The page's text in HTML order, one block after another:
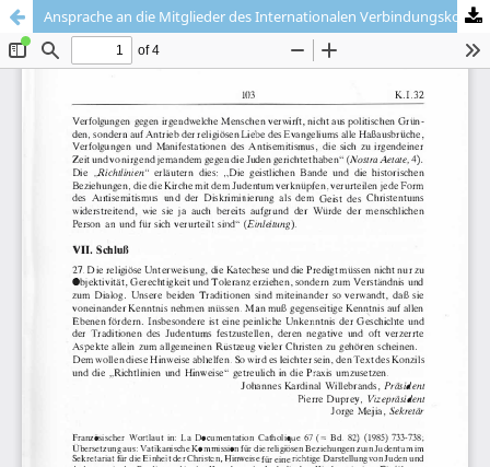
Ansprache an die Mitglieder des Internationalen Verbindungskomitees zwischen der katholischen Kirche und dem Judentum am 28. Oktober 1985